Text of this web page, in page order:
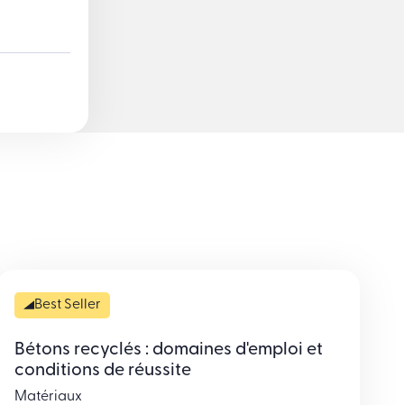
Best Seller
Bétons recyclés : domaines d'emploi et
conditions de réussite
Matériaux